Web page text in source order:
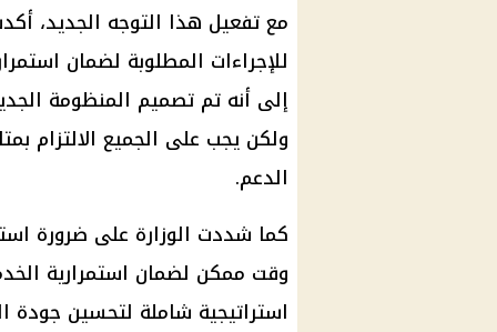
مع تفعيل هذا التوجه الجديد،
للإجراءات المطلوبة لضمان
إلى أنه تم تصميم المنظومة
ولكن يجب على الجميع الالتزام
الدعم.
كما شددت الوزارة على ضرورة
وقت ممكن لضمان استمرارية
استراتيجية شاملة لتحسين